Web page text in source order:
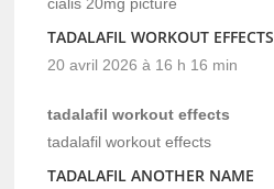
TADALAFIL WORKOUT EFFECTS
20 avril 2026 à 16 h 16 min
tadalafil workout effects
tadalafil workout effects
TADALAFIL ANOTHER NAME